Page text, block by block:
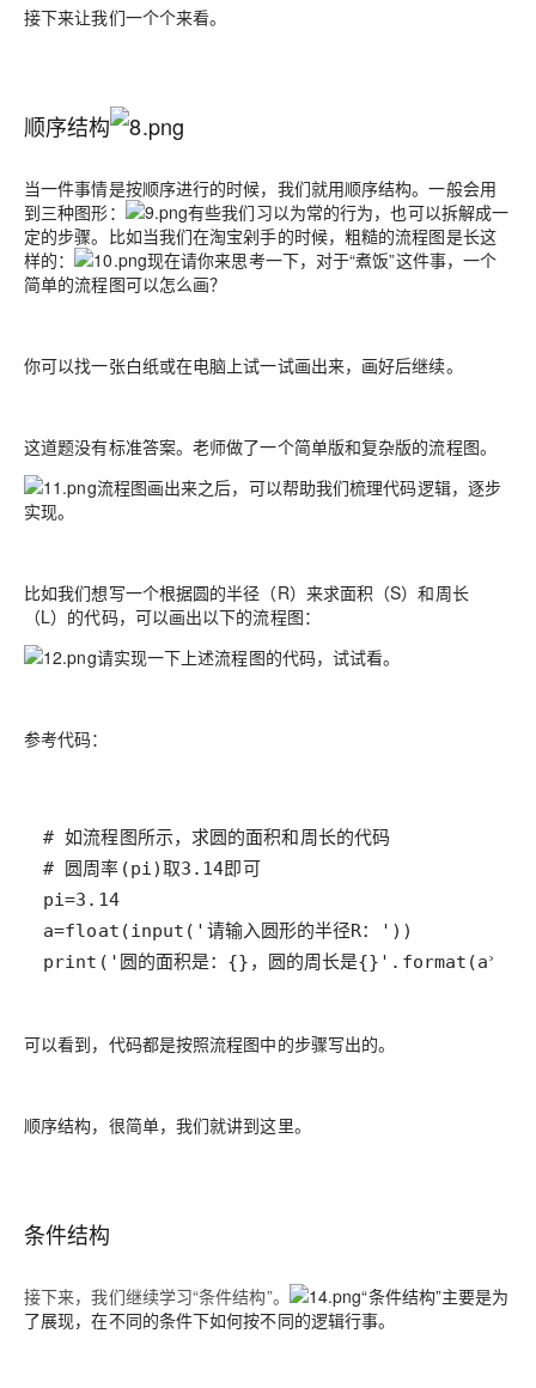
接下来让我们一个个来看。
顺序结构
当一件事情是按顺序进行的时候，我们就用顺序结构。一般会用
到三种图形：
有些我们习以为常的行为，也可以拆解成一
定的步骤。比如当我们在淘宝剁手的时候，粗糙的流程图是长这
样的：
现在请你来思考一下，对于“煮饭”这件事，一个
简单的流程图可以怎么画？
你可以找一张白纸或在电脑上试一试画出来，画好后继续。
这道题没有标准答案。老师做了一个简单版和复杂版的流程图。
流程图画出来之后，可以帮助我们梳理代码逻辑，逐步
实现。
比如我们想写一个根据圆的半径（R）来求面积（S）和周长
（L）的代码，可以画出以下的流程图：
请实现一下上述流程图的代码，试试看。
参考代码：
# 圆周率(pi)取3.14即可
pi=3.14
print('圆的面积是：{}，圆的周长是
可以看到，代码都是按照流程图中的步骤写出的。
顺序结构，很简单，我们就讲到这里。
条件结构
接下来，我们继续学习“条件结构”。
“条件结构”主要是为
了展现，在不同的条件下如何按不同的逻辑行事。